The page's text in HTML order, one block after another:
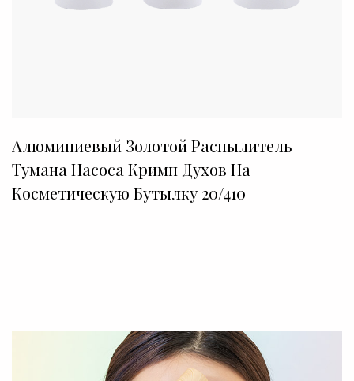
Алюминиевый Золотой Распылитель
Тумана Насоса Кримп Духов На
Косметическую Бутылку 20/410